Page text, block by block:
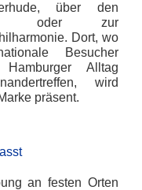
über den
oder zur
Dort, wo
Besucher
Alltag
wird
präsent.
an festen Orten